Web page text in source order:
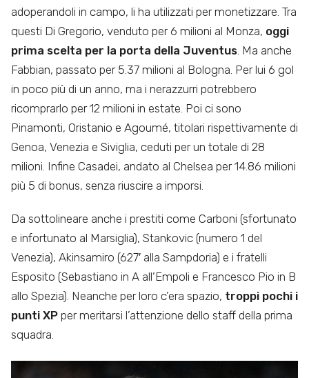
adoperandoli in campo, li ha utilizzati per monetizzare. Tra
questi Di Gregorio, venduto per 6 milioni al Monza, oggi
prima scelta per la porta della Juventus . Ma anche
Fabbian, passato per 5.37 milioni al Bologna. Per lui 6 gol
in poco più di un anno, ma i nerazzurri potrebbero
ricomprarlo per 12 milioni in estate. Poi ci sono
Pinamonti, Oristanio e Agoumé, titolari rispettivamente di
Genoa, Venezia e Siviglia, ceduti per un totale di 28
milioni. Infine Casadei, andato al Chelsea per 14.86 milioni
più 5 di bonus, senza riuscire a imporsi.
Da sottolineare anche i prestiti come Carboni (sfortunato
e infortunato al Marsiglia), Stankovic (numero 1 del
Venezia), Akinsamiro (627′ alla Sampdoria) e i fratelli
Esposito (Sebastiano in A all’Empoli e Francesco Pio in B
allo Spezia). Neanche per loro c’era spazio, troppi pochi i
punti XP per meritarsi l’attenzione dello staff della prima
squadra.